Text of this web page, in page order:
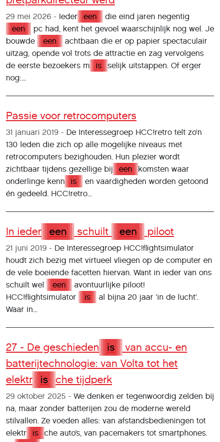
29 mei 2026 Ieder een
die eind jaren negentig
een
pc had, kent het gevoel waarschijnlijk nog wel. Je
bouwde
een
achtbaan die er op papier spectaculair
uitzag, opende vol trots de attractie en zag vervolgens
de eerste bezoekers m
is
selijk uitstappen. Of erger
nog:...
Passie voor retrocomputers
31 januari 2019
De Interessegroep HCC!retro telt zo’n
130 leden die zich op alle mogelijke niveaus met
retrocomputers bezighouden. Hun plezier wordt
zichtbaar tijdens gezellige bij
een
komsten waar
onderlinge kenn
is
en vaardigheden worden getoond
én gedeeld. HCC!retro...
In ieder een schuilt een piloot
21 juni 2019
De Interessegroep HCC!flightsimulator
houdt zich bezig met virtueel vliegen op de computer en
de vele boeiende facetten hiervan. Want in ieder van ons
schuilt wel
een
avontuurlijke piloot!
HCC!flightsimulator
is
al bijna 20 jaar ‘in de lucht’.
Waar in...
27 - De geschieden is
van accu- en
batterijtechnologie: van Volta tot het
elektr
is che tijdperk
29 oktober 2025
We denken er tegenwoordig zelden bij
na, maar zonder batterijen zou de moderne wereld
stilvallen. Ze voeden alles: van afstandsbedieningen tot
elektr
is
che auto’s, van pacemakers tot smartphones.